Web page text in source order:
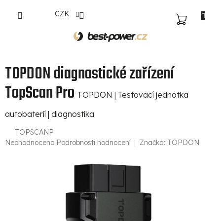
CZK
NÁKUPNÍ
TOPDON diagnostické zařízení
TopScan Pro TOPDON | Testovací jednotka
autobaterií | diagnostika
TOPSCANP
Průměrné
Neohodnoceno Podrobnosti hodnocení Značka: TOPDON